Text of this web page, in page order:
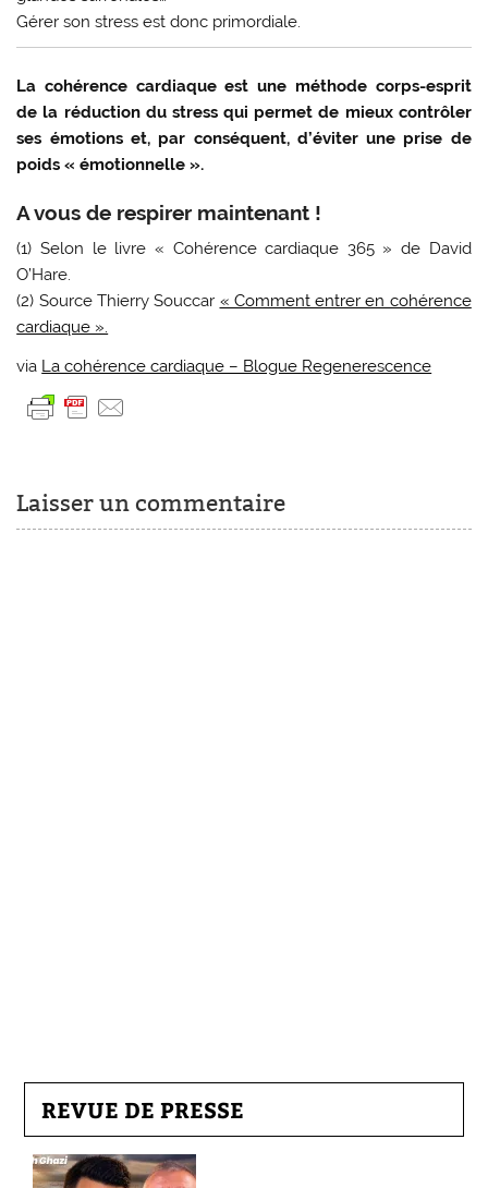
Gérer son stress est donc primordiale.
La cohérence cardiaque est une méthode corps-esprit
de la réduction du stress qui permet de mieux contrôler
ses émotions et, par conséquent, d’éviter une prise de
poids « émotionnelle ».
A vous de respirer maintenant !
(1) Selon le livre « Cohérence cardiaque 365 » de David
O’Hare.
(2) Source Thierry Souccar « Comment entrer en cohérence
cardiaque ».
via La cohérence cardiaque – Blogue Regenerescence
Laisser un commentaire
REVUE DE PRESSE